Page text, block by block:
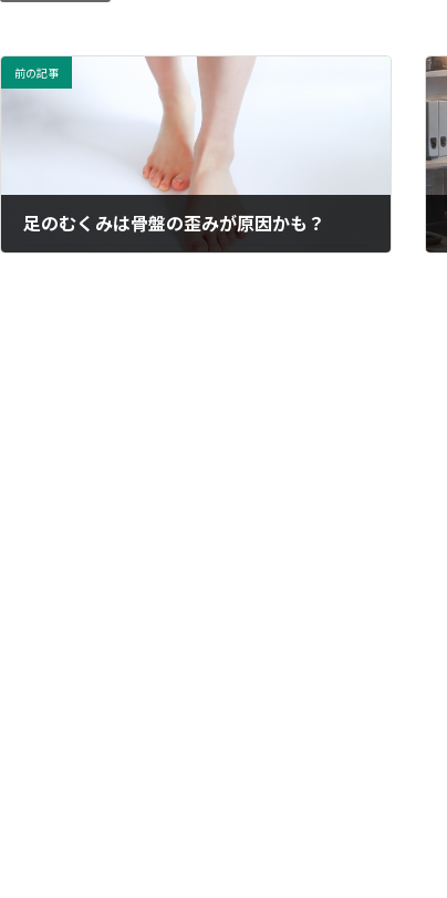
前の記事
足のむくみは骨盤の歪みが原因かも？